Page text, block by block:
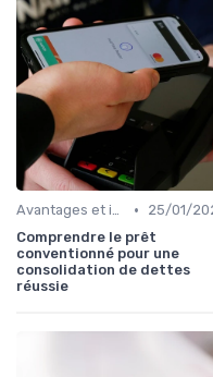
Avantages et inconvénients •
25/01/
Comprendre le prêt
conventionné pour une
consolidation de dettes
réussie